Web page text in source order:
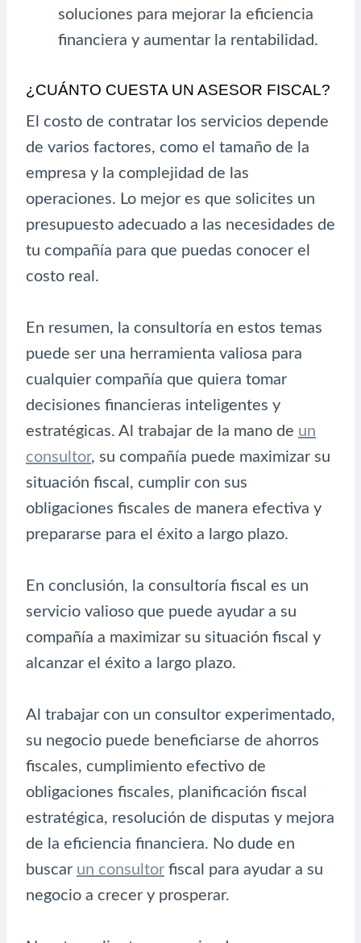
soluciones para mejorar la eficiencia
financiera y aumentar la rentabilidad.
¿CUÁNTO CUESTA UN ASESOR FISCAL?
El costo de contratar los servicios depende
de varios factores, como el tamaño de la
empresa y la complejidad de las
operaciones. Lo mejor es que solicites un
presupuesto adecuado a las necesidades de
tu compañía para que puedas conocer el
costo real.
En resumen, la consultoría en estos temas
puede ser una herramienta valiosa para
cualquier compañía que quiera tomar
decisiones financieras inteligentes y
estratégicas. Al trabajar de la mano de un
consultor, su compañía puede maximizar su
situación fiscal, cumplir con sus
obligaciones fiscales de manera efectiva y
prepararse para el éxito a largo plazo.
En conclusión, la consultoría fiscal es un
servicio valioso que puede ayudar a su
compañía a maximizar su situación fiscal y
alcanzar el éxito a largo plazo.
Al trabajar con un consultor experimentado,
su negocio puede beneficiarse de ahorros
fiscales, cumplimiento efectivo de
obligaciones fiscales, planificación fiscal
estratégica, resolución de disputas y mejora
de la eficiencia financiera. No dude en
buscar un consultor fiscal para ayudar a su
negocio a crecer y prosperar.